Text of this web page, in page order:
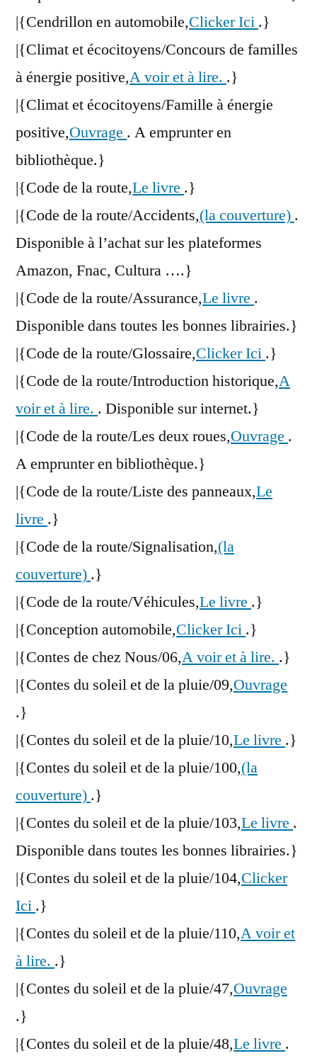
|{Cendrillon en automobile,Clicker Ici .}
|{Climat et écocitoyens/Concours de familles
à énergie positive,A voir et à lire. .}
|{Climat et écocitoyens/Famille à énergie
positive,Ouvrage . A emprunter en
bibliothèque.}
|{Code de la route,Le livre .}
|{Code de la route/Accidents,(la couverture) .
Disponible à l’achat sur les plateformes
Amazon, Fnac, Cultura ….}
|{Code de la route/Assurance,Le livre .
Disponible dans toutes les bonnes librairies.}
|{Code de la route/Glossaire,Clicker Ici .}
|{Code de la route/Introduction historique,A
voir et à lire. . Disponible sur internet.}
|{Code de la route/Les deux roues,Ouvrage .
A emprunter en bibliothèque.}
|{Code de la route/Liste des panneaux,Le
livre .}
|{Code de la route/Signalisation,(la
couverture) .}
|{Code de la route/Véhicules,Le livre .}
|{Conception automobile,Clicker Ici .}
|{Contes de chez Nous/06,A voir et à lire. .}
|{Contes du soleil et de la pluie/09,Ouvrage
.}
|{Contes du soleil et de la pluie/10,Le livre .}
|{Contes du soleil et de la pluie/100,(la
couverture) .}
|{Contes du soleil et de la pluie/103,Le livre .
Disponible dans toutes les bonnes librairies.}
|{Contes du soleil et de la pluie/104,Clicker
Ici .}
|{Contes du soleil et de la pluie/110,A voir et
à lire. .}
|{Contes du soleil et de la pluie/47,Ouvrage
.}
|{Contes du soleil et de la pluie/48,Le livre .